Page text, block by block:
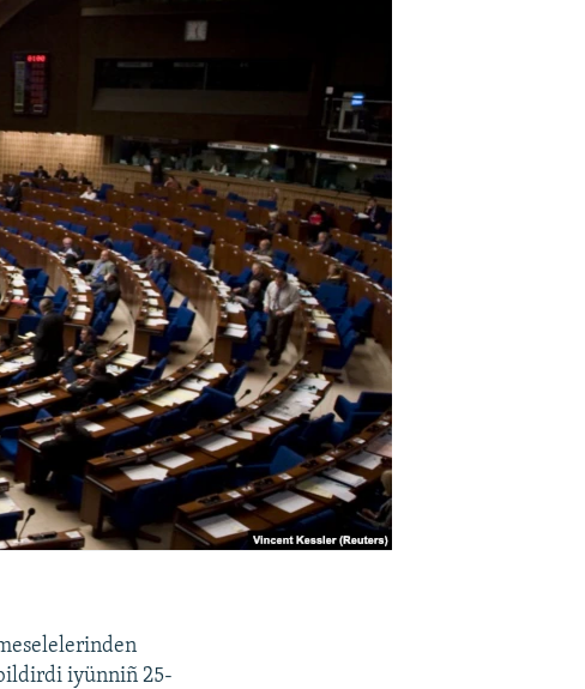
bildirdi iyünniñ 25-